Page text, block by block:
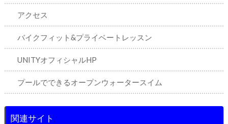
アクセス
バイクフィット&プライベートレッスン
UNITYオフィシャルHP
プールでできるオープンウォータースイム
関連サイト